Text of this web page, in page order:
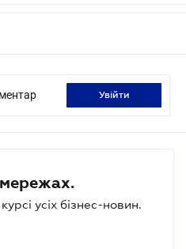
увійти
усіх бізнес-новин.